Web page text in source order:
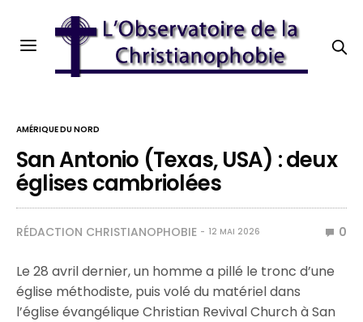
AMÉRIQUE DU NORD
San Antonio (Texas, USA) : deux
églises cambriolées
RÉDACTION CHRISTIANOPHOBIE 12 MAI 2026 0
Le 28 avril dernier, un homme a pillé le tronc d’une
église méthodiste, puis volé du matériel dans
l’église évangélique Christian Revival Church à San